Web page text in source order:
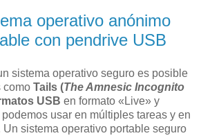
operativo anónimo
con pendrive USB
sistema operativo seguro es posible
como Tails (The Amnesic Incognito
USB en formato «Live» y
usar en múltiples tareas y en
sistema operativo portable seguro